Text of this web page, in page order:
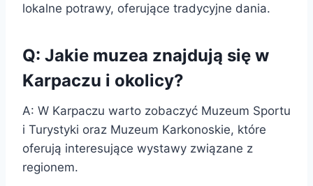
lokalne potrawy, oferujące tradycyjne dania.
Q: Jakie muzea znajdują się w
Karpaczu i okolicy?
A: W Karpaczu warto zobaczyć Muzeum Sportu
i Turystyki oraz Muzeum Karkonoskie, które
oferują interesujące wystawy związane z
regionem.